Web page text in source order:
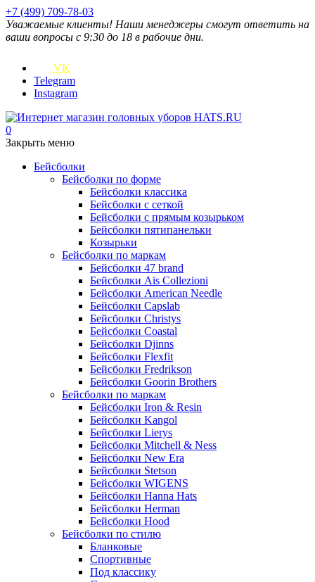
+7 (499) 709-78-03
Уважаемые клиенты! Наши менеджеры смогут ответить на
ваши вопросы с 9:30 до 18 в рабочие дни.
VK
Telegram
Instagram
0
Закрыть меню
Бейсболки
Бейсболки по форме
Бейсболки классика
Бейсболки с сеткой
Бейсболки с прямым козырьком
Бейсболки пятипанельки
Козырьки
Бейсболки по маркам
Бейсболки 47 brand
Бейсболки Ais Collezioni
Бейсболки American Needle
Бейсболки Capslab
Бейсболки Christys
Бейсболки Coastal
Бейсболки Djinns
Бейсболки Flexfit
Бейсболки Fredrikson
Бейсболки Goorin Brothers
Бейсболки по маркам
Бейсболки Iron & Resin
Бейсболки Kangol
Бейсболки Lierys
Бейсболки Mitchell & Ness
Бейсболки New Era
Бейсболки Stetson
Бейсболки WIGENS
Бейсболки Hanna Hats
Бейсболки Herman
Бейсболки Hood
Бейсболки по стилю
Бланковые
Спортивные
Под классику